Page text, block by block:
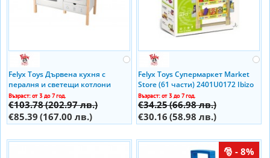
Felyx Toys Дървена кухня с
пералня и светещи котлони
(70x31x93см) TL403005 Ibizo
Възраст: от 3 до 7 год.
€103.78(202.97 лв.)
€85.39 (167.00 лв.)
Felyx Toys Супермаркет Market
Store (61 части) 2401U0172 Ibizo
Възраст: от 3 до 7 год.
€34.25(66.98 лв.)
€30.16 (58.98 лв.)
- 8%